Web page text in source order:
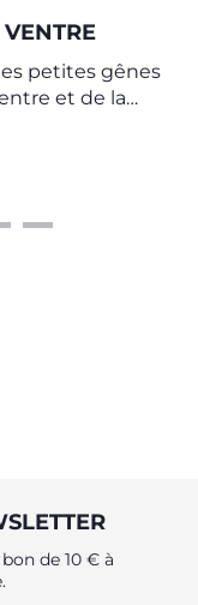
petites gênes
et de la
de 10 € à